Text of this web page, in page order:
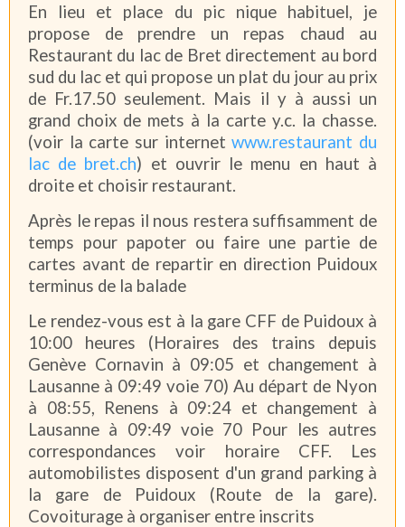
En lieu et place du pic nique habituel, je
propose de prendre un repas chaud au
Restaurant du lac de Bret directement au bord
sud du lac et qui propose un plat du jour au prix
de Fr.17.50 seulement. Mais il y à aussi un
grand choix de mets à la carte y.c. la chasse.
(voir la carte sur internetwww.restaurant du
lac de bret.ch) et ouvrir le menu en haut à
droite et choisir restaurant.
Après le repas il nous restera suffisamment de
temps pour papoter ou faire une partie de
cartes avant de repartir en direction Puidoux
terminus de la balade
Le rendez-vous est à la gare CFF de Puidoux à
10:00 heures (Horaires des trains depuis
Genève Cornavin à 09:05 et changement à
Lausanne à 09:49 voie 70) Au départ de Nyon
à 08:55, Renens à 09:24 et changement à
Lausanne à 09:49 voie 70 Pour les autres
correspondances voir horaire CFF. Les
automobilistes disposent d'un grand parking à
la gare de Puidoux (Route de la gare).
Covoiturage à organiser entre inscrits